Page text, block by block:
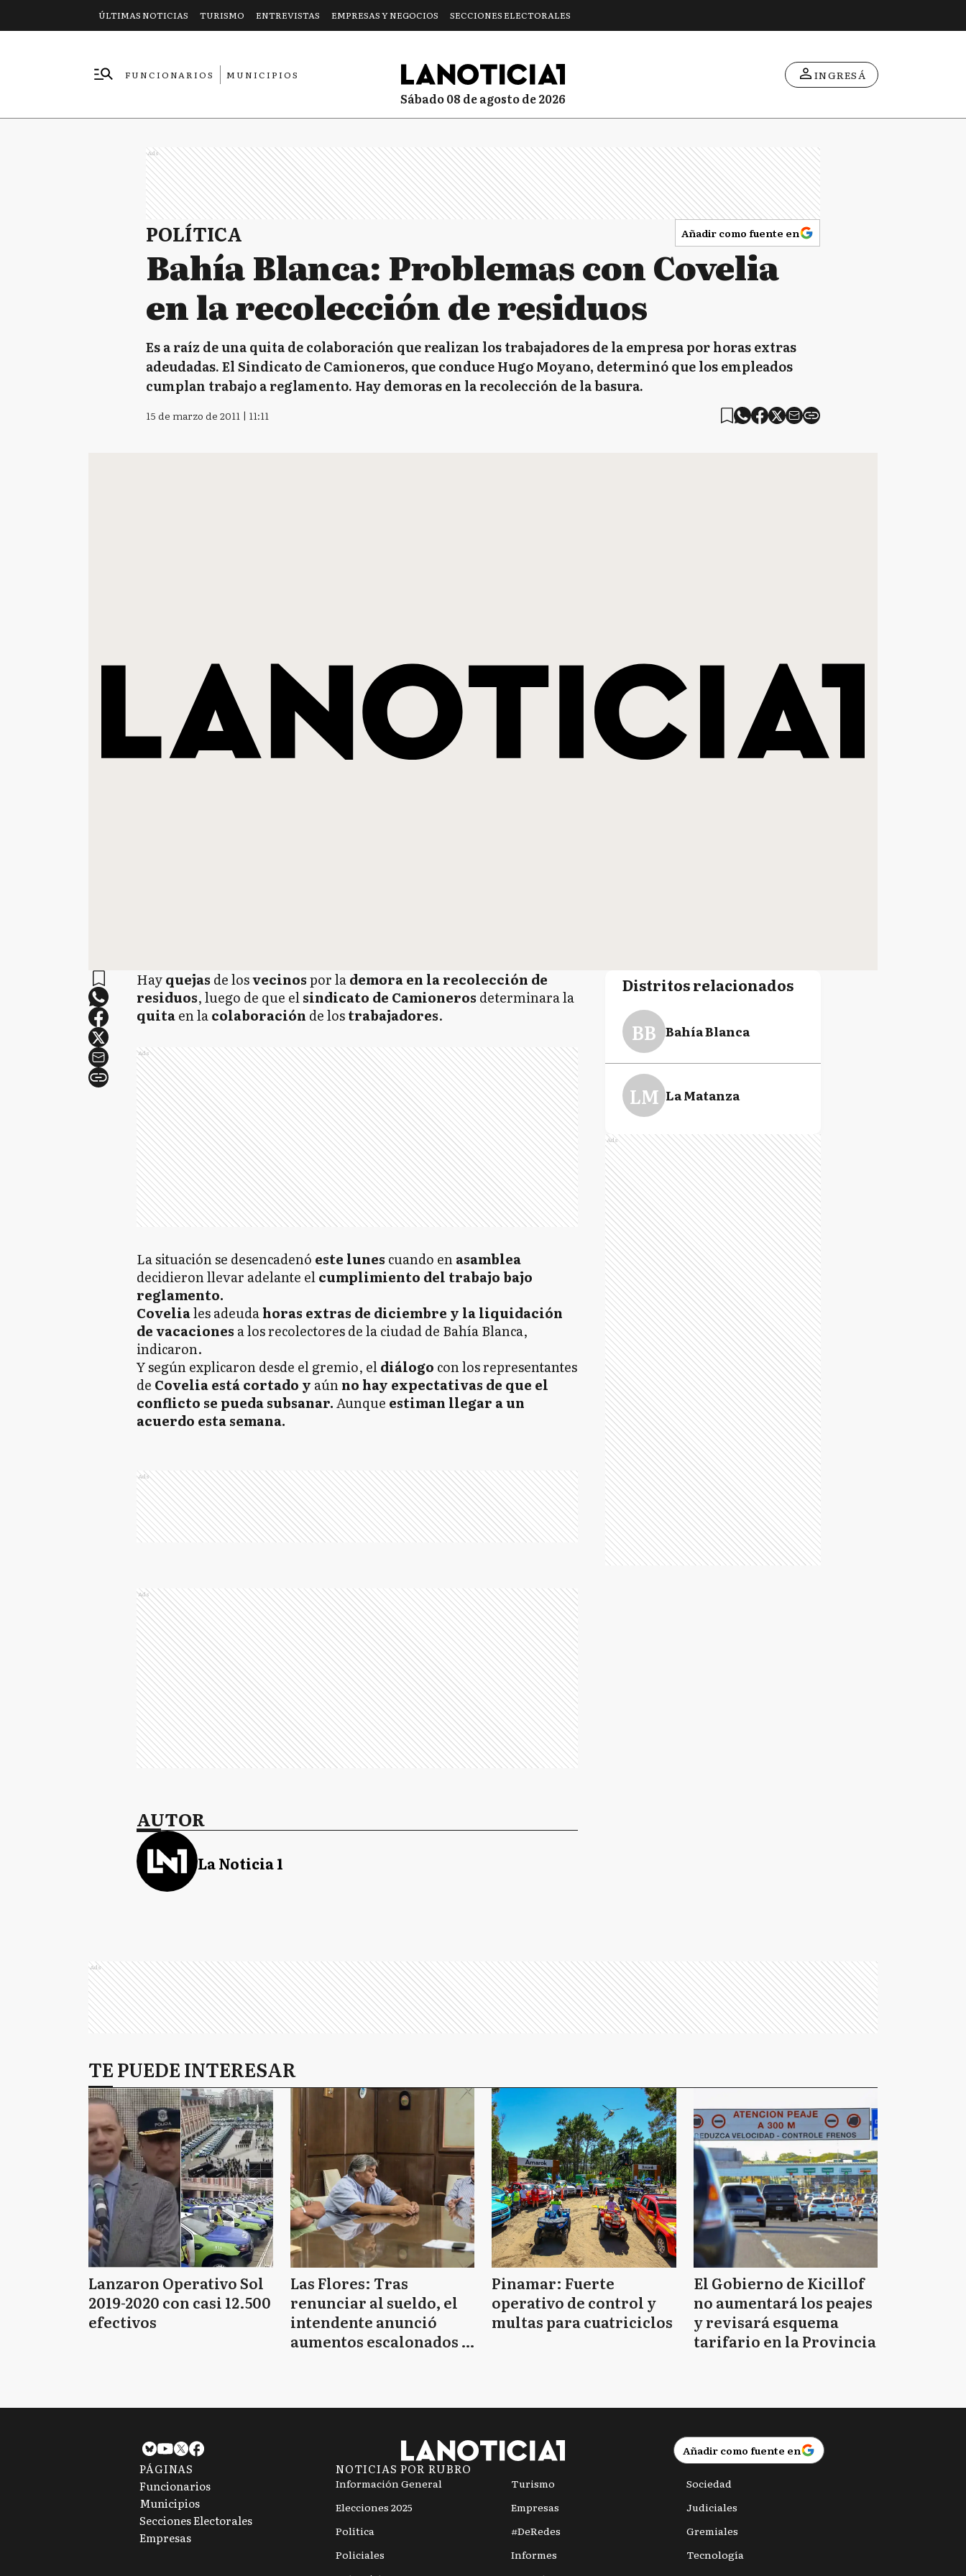
ÚLTIMAS NOTICIAS TURISMO ENTREVISTAS EMPRESAS Y NEGOCIOS SECCIONES ELECTORALES
FUNCIONARIOS
MUNICIPIOS
sábado 08 de agosto de 2026
INGRESÁ
Ads
POLÍTICA Añadir como fuente en
Bahía Blanca: Problemas con Covelia
en la recolección de residuos
Es a raíz de una quita de colaboración que realizan los trabajadores de la empresa por horas extras
adeudadas. El Sindicato de Camioneros, que conduce Hugo Moyano, determinó que los empleados
cumplan trabajo a reglamento. Hay demoras en la recolección de la basura.
15 de marzo de 2011 | 11:11
Hayquejas de losvecinospor lademora en la recolección de
residuos, luego de que elsindicato de Camioneros determinara la
quitaen lacolaboración de lostrabajadores.
Ads
La situación se desencadenó este lunes cuando enasamblea
decidieron llevar adelante elcumplimiento del trabajo bajo
reglamento.
Coveliales adeudahoras extras de diciembre y la liquidación
de vacaciones a los recolectores de la ciudad de Bahía Blanca,
indicaron.
Y según explicaron desde el gremio, eldiálogo con los representantes
de Covelia está cortado y aúnno hay expectativas de que el
conflicto se pueda subsanar.Aunque estiman llegar a un
acuerdo esta semana.
Ads
Ads
AUTOR
La Noticia 1
Distritos relacionados
BB Bahía Blanca
LM La Matanza
Ads
Ads
TE PUEDE INTERESAR
Lanzaron Operativo Sol
2019-2020 con casi 12.500
efectivos
Las Flores: Tras
renunciar al sueldo, el
intendente anunció
aumentos escalonados y
Pinamar: Fuerte
operativo de control y
multas para cuatriciclos
El Gobierno de Kicillof
no aumentará los peajes
y revisará esquema
tarifario en la Provincia
Añadir como fuente en
PÁGINAS
Funcionarios
Municipios
Secciones Electorales
Empresas
NOTICIAS POR RUBRO
Información General
Elecciones 2025
Política
Policiales
Turismo
Empresas
#DeRedes
Informes
Sociedad
Judiciales
Gremiales
Tecnología